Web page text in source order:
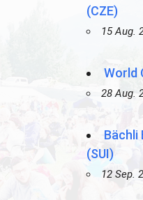
(CZE)
15 Aug.
World
28 Aug.
Bächli
(SUI)
12 Sep.